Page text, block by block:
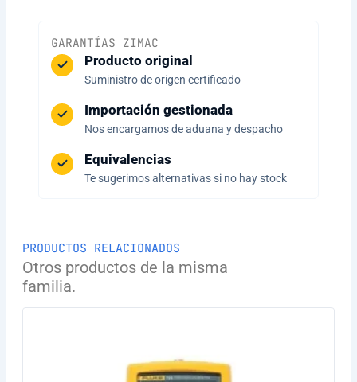
GARANTÍAS ZIMAC
Producto original
Suministro de origen certificado
Importación gestionada
Nos encargamos de aduana y despacho
Equivalencias
Te sugerimos alternativas si no hay stock
PRODUCTOS RELACIONADOS
Otros productos de la misma
familia.